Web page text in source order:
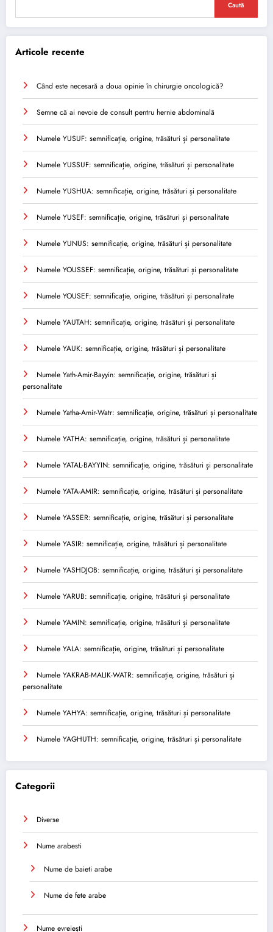
Caută
Articole recente
Când este necesară a doua opinie în chirurgie oncologică?
Semne că ai nevoie de consult pentru hernie abdominală
Numele YUSUF: semnificație, origine, trăsături și personalitate
Numele YUSSUF: semnificație, origine, trăsături și personalitate
Numele YUSHUA: semnificație, origine, trăsături și personalitate
Numele YUSEF: semnificație, origine, trăsături și personalitate
Numele YUNUS: semnificație, origine, trăsături și personalitate
Numele YOUSSEF: semnificație, origine, trăsături și personalitate
Numele YOUSEF: semnificație, origine, trăsături și personalitate
Numele YAUTAH: semnificație, origine, trăsături și personalitate
Numele YAUK: semnificație, origine, trăsături și personalitate
Numele Yath-Amir-Bayyin: semnificație, origine, trăsături și
personalitate
Numele Yatha-Amir-Watr: semnificație, origine, trăsături și personalitate
Numele YATHA: semnificație, origine, trăsături și personalitate
Numele YATAL-BAYYIN: semnificație, origine, trăsături și personalitate
Numele YATA-AMIR: semnificație, origine, trăsături și personalitate
Numele YASSER: semnificație, origine, trăsături și personalitate
Numele YASIR: semnificație, origine, trăsături și personalitate
Numele YASHDJOB: semnificație, origine, trăsături și personalitate
Numele YARUB: semnificație, origine, trăsături și personalitate
Numele YAMIN: semnificație, origine, trăsături și personalitate
Numele YALA: semnificație, origine, trăsături și personalitate
Numele YAKRAB-MALIK-WATR: semnificație, origine, trăsături și
personalitate
Numele YAHYA: semnificație, origine, trăsături și personalitate
Numele YAGHUTH: semnificație, origine, trăsături și personalitate
Categorii
Diverse
Nume arabesti
Nume de baieti arabe
Nume de fete arabe
Nume evreiești